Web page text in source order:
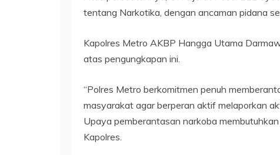
tentang Narkotika, dengan ancaman pidana
Kapolres Metro AKBP Hangga Utama
atas pengungkapan ini.
“Polres Metro berkomitmen penuh
masyarakat agar berperan aktif melaporkan
Upaya pemberantasan narkoba
Kapolres.